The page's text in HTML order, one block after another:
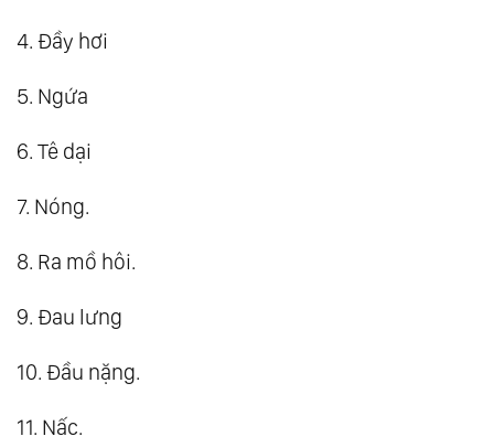
4. Đầy hơi
5. Ngứa
6. Tê dại
7. Nóng.
8. Ra mồ hôi.
9. Đau lưng
10. Đầu nặng.
11. Nấc.